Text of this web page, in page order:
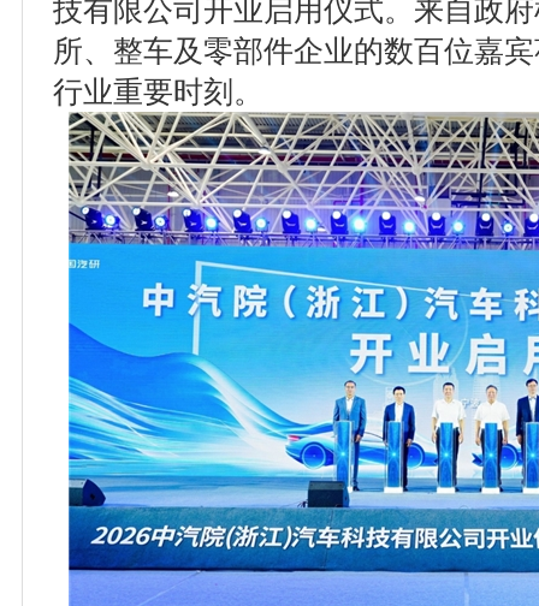
技有限公司开业启用仪式。来自政
所、整车及零部件企业的数百位嘉
行业重要时刻。